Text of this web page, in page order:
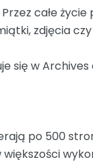
całe
zdjęcia
się w
po 500